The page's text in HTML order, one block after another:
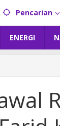
Pencarian
ENERGI